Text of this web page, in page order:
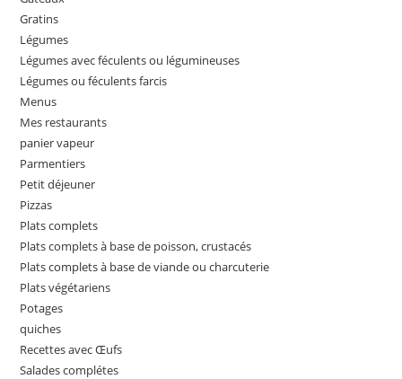
Gratins
Légumes
Légumes avec féculents ou légumineuses
Légumes ou féculents farcis
Menus
Mes restaurants
panier vapeur
Parmentiers
Petit déjeuner
Pizzas
Plats complets
Plats complets à base de poisson, crustacés
Plats complets à base de viande ou charcuterie
Plats végétariens
Potages
quiches
Recettes avec Œufs
Salades complétes